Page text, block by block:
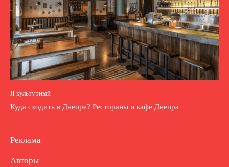
Я культурный
Куда сходить в Днепре? Рестораны и кафе Днепра
Реклама
Авторы